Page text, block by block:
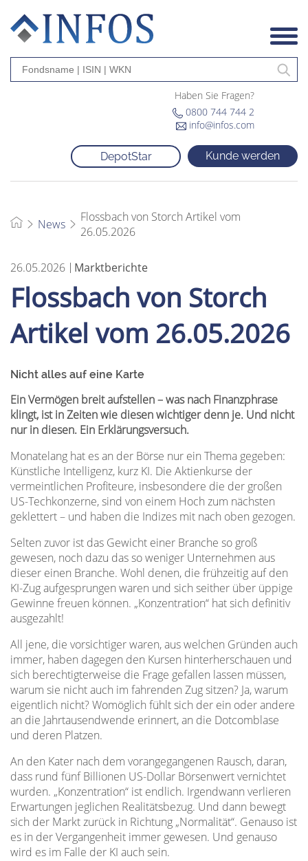
Haben Sie Fragen?
0800 744 744 2
info@infos.com
DepotStar Kunde werden
News
Flossbach von Storch Artikel vom
26.05.2026
26.05.2026 Marktberichte
Flossbach von Storch
Artikel vom 26.05.2026
Nicht alles auf eine Karte
Ein Vermögen breit aufstellen – was nach Finanzphrase
klingt, ist in Zeiten wie diesen wichtiger denn je. Und nicht
nur in diesen. Ein Erklärungsversuch.
Monatelang hat es an der Börse nur ein Thema gegeben:
Künstliche Intelligenz, kurz KI. Die Aktienkurse der
vermeintlichen Profiteure, insbesondere die der großen
US-Techkonzerne, sind von einem Hoch zum nächsten
geklettert – und haben die Indizes mit nach oben gezogen.
Selten zuvor ist das Gewicht einer Branche so groß
gewesen, noch dazu das so weniger Unternehmen aus
dieser einen Branche. Wohl denen, die frühzeitig auf den
KI-Zug aufgesprungen waren und sich seither über üppige
Gewinne freuen können. „Konzentration“ hat sich definitiv
ausgezahlt!
All jene, die vorsichtiger waren, aus welchen Gründen auch
immer, haben dagegen den Kursen hinterherschauen und
sich berechtigterweise die Frage gefallen lassen müssen,
warum sie nicht auch im fahrenden Zug sitzen? Ja, warum
eigentlich nicht? Womöglich fühlt sich der ein oder andere
an die Jahrtausendwende erinnert, an die Dotcomblase
und deren Platzen.
An den Kater nach dem vorangegangenen Rausch, daran,
dass rund fünf Billionen US-Dollar Börsenwert vernichtet
wurden. „Konzentration“ ist endlich. Irgendwann verlieren
Erwartungen jeglichen Realitätsbezug. Und dann bewegt
sich der Markt zurück in Richtung „Normalität“. Genauso ist
es in der Vergangenheit immer gewesen. Und genauso
wird es im Falle der KI auch sein.